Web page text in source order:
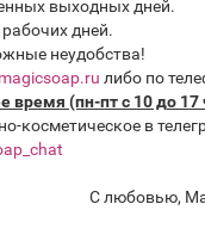
выходных дней.
дней.
неудобства!
либо по
время (пн-пт с 10 до 17
косметическое в
С любовью,
г 1 330 руб.
г 380 руб. 10 г 168 руб.
мл (пробник) 118 руб.